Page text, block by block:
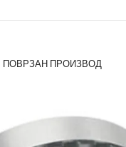
ПОВРЗАН ПРОИЗВОД